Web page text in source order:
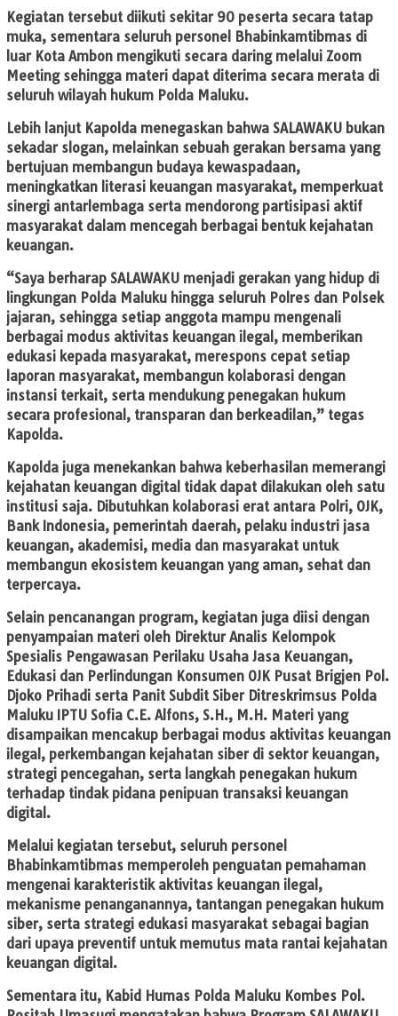
Kegiatan tersebut diikuti sekitar 90 peserta secara tatap
muka, sementara seluruh personel Bhabinkamtibmas di
luar Kota Ambon mengikuti secara daring melalui Zoom
Meeting sehingga materi dapat diterima secara merata di
seluruh wilayah hukum Polda Maluku.
Lebih lanjut Kapolda menegaskan bahwa SALAWAKU bukan
sekadar slogan, melainkan sebuah gerakan bersama yang
bertujuan membangun budaya kewaspadaan,
meningkatkan literasi keuangan masyarakat, memperkuat
sinergi antarlembaga serta mendorong partisipasi aktif
masyarakat dalam mencegah berbagai bentuk kejahatan
keuangan.
“Saya berharap SALAWAKU menjadi gerakan yang hidup di
lingkungan Polda Maluku hingga seluruh Polres dan Polsek
jajaran, sehingga setiap anggota mampu mengenali
berbagai modus aktivitas keuangan ilegal, memberikan
edukasi kepada masyarakat, merespons cepat setiap
laporan masyarakat, membangun kolaborasi dengan
instansi terkait, serta mendukung penegakan hukum
secara profesional, transparan dan berkeadilan,” tegas
Kapolda.
Kapolda juga menekankan bahwa keberhasilan memerangi
kejahatan keuangan digital tidak dapat dilakukan oleh satu
institusi saja. Dibutuhkan kolaborasi erat antara Polri, OJK,
Bank Indonesia, pemerintah daerah, pelaku industri jasa
keuangan, akademisi, media dan masyarakat untuk
membangun ekosistem keuangan yang aman, sehat dan
terpercaya.
Selain pencanangan program, kegiatan juga diisi dengan
penyampaian materi oleh Direktur Analis Kelompok
Spesialis Pengawasan Perilaku Usaha Jasa Keuangan,
Edukasi dan Perlindungan Konsumen OJK Pusat Brigjen Pol.
Djoko Prihadi serta Panit Subdit Siber Ditreskrimsus Polda
Maluku IPTU Sofia C.E. Alfons, S.H., M.H. Materi yang
disampaikan mencakup berbagai modus aktivitas keuangan
ilegal, perkembangan kejahatan siber di sektor keuangan,
strategi pencegahan, serta langkah penegakan hukum
terhadap tindak pidana penipuan transaksi keuangan
digital.
Melalui kegiatan tersebut, seluruh personel
Bhabinkamtibmas memperoleh penguatan pemahaman
mengenai karakteristik aktivitas keuangan ilegal,
mekanisme penanganannya, tantangan penegakan hukum
siber, serta strategi edukasi masyarakat sebagai bagian
dari upaya preventif untuk memutus mata rantai kejahatan
keuangan digital.
Sementara itu, Kabid Humas Polda Maluku Kombes Pol.